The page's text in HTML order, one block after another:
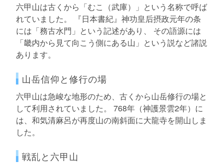
六甲山は古くから「むこ（武庫）」という名称で呼ば
れていました。 『日本書紀』神功皇后摂政元年の条
には「務古水門」という記述があり、 その語源には
「畿内から見て向こう側にある山」という説など諸説
あります。
山岳信仰と修行の場
六甲山は急峻な地形のため、古くから山岳修行の場と
して利用されていました。 768年（神護景雲2年）に
は、和気清麻呂が再度山の南斜面に大龍寺を開山しま
した。
戦乱と六甲山